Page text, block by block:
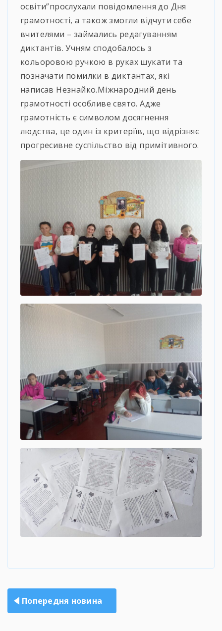
освіти”прослухали повідомлення до Дня
грамотності, а також змогли відчути себе
вчителями – займались редагуванням
диктантів. Учням сподобалось з
кольоровою ручкою в руках шукати та
позначати помилки в диктантах, які
написав Незнайко.Міжнародний день
грамотності особливе свято. Адже
грамотність є символом досягнення
людства, це один із критеріїв, що відрізняє
прогресивне суспільство від примітивного.
Навігація
записів
Попередня новина